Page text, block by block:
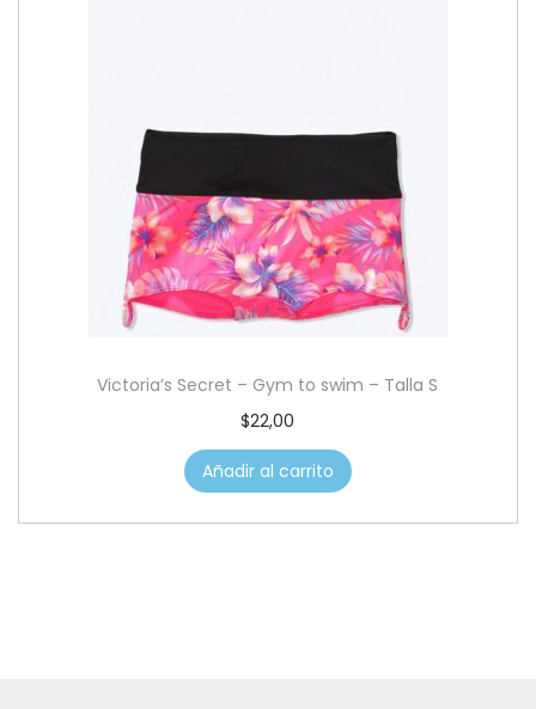
Victoria’s Secret – Gym to swim – Talla S
$22,00
Añadir al carrito